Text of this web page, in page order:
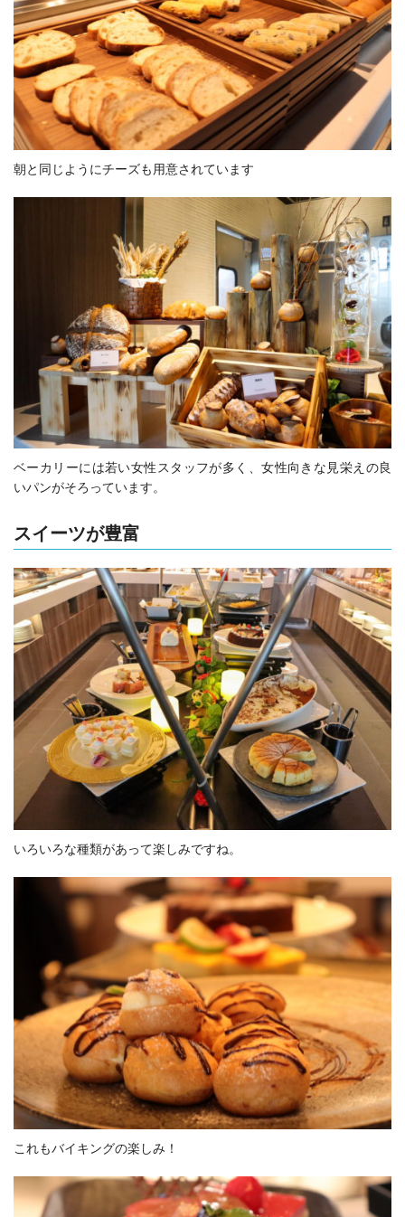
朝と同じようにチーズも用意されています
ベーカリーには若い女性スタッフが多く、女性向きな見栄えの良
いパンがそろっています。
スイーツが豊富
いろいろな種類があって楽しみですね。
これもバイキングの楽しみ！